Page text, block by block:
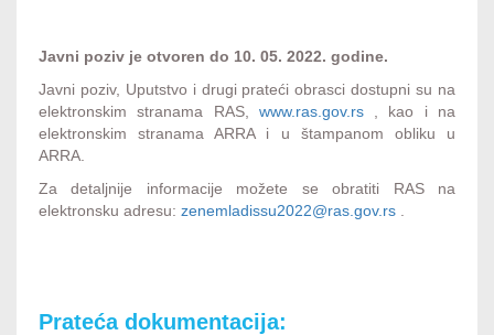
Javni poziv je otvoren do 10. 05. 2022. godine.
Javni poziv, Uputstvo i drugi prateći obrasci dostupni su na
elektronskim stranama RAS, www.ras.gov.rs, kao i na
elektronskim stranama ARRA i u štampanom obliku u
ARRA.
Za detaljnije informacije možete se obratiti RAS na
elektronsku adresu: zenemladissu2022@ras.gov.rs
Prateća dokumentacija: